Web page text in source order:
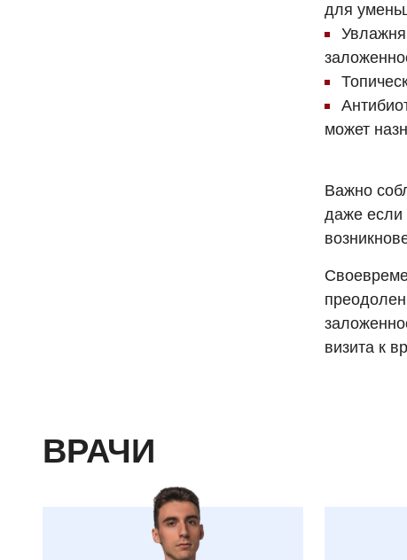
для
может
Важно
даже если
визита к
ВРАЧИ